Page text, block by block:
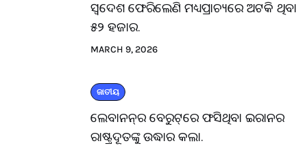
ସ୍ବଦେଶ ଫେରିଲେଣି ମଧ୍ୟପ୍ରାଚ୍ୟରେ ଅଟକି ଥିବା
୫୨ ହଜାର.
MARCH 9, 2026
ଜାତୀୟ
ଲେବାନନ୍‌ର ବେରୁଟ୍‌ରେ ଫସିଥିବା ଇରାନର
ରାଷ୍ଟ୍ରଦୂତଙ୍କୁ ଉଦ୍ଧାର କଲା.